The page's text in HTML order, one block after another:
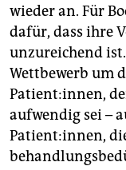
wieder an. Für
dafür, dass ihre
unzureichend
Wettbewerb um
Patient:innen,
aufwendig sei –
Patient:innen,